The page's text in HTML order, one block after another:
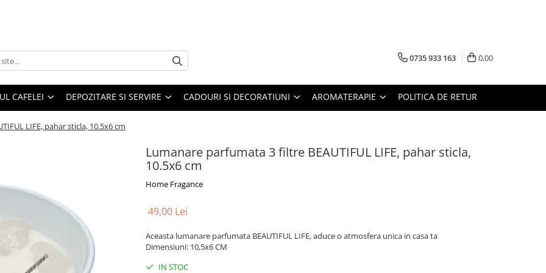
0735 933 163 0,00
CAFELEI DEPOZITARE SI SERVIRE CADOURI SI DECORATIUNI AROMATERAPIE POLITICA DE RETUR
LIFE, pahar sticla, 10.5x6 cm
Lumanare parfumata 3 filtre BEAUTIFUL LIFE, pahar sticla,
10.5x6 cm
Home Fragance
49,00 Lei
Aceasta lumanare parfumata BEAUTIFUL LIFE, aduce o atmosfera unica in casa ta
Dimensiuni: 10,5x6 CM
IN STOC